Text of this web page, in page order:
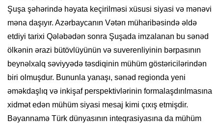
Şuşa şəhərində həyata keçirilməsi xüsusi siyasi və mənəvi
məna daşıyır. Azərbaycanın Vətən müharibəsində əldə
etdiyi tarixi Qələbədən sonra Şuşada imzalanan bu sənəd
ölkənin ərazi bütövlüyünün və suverenliyinin bərpasının
beynəlxalq səviyyədə təsdiqinin mühüm göstəricilərindən
biri olmuşdur. Bununla yanaşı, sənəd regionda yeni
əməkdaşlıq və inkişaf perspektivlərinin formalaşdırılmasına
xidmət edən mühüm siyasi mesaj kimi çıxış etmişdir.
Bəyannamə Türk dünyasının inteqrasiyasına da mühüm